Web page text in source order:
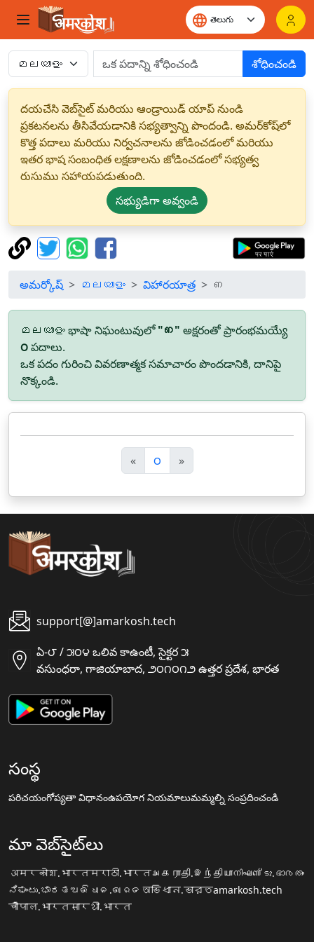
శోధించండి
దయచేసి వెబ్‌సైట్ మరియు ఆండ్రాయిడ్ యాప్ నుండి
ప్రకటనలను తీసివేయడానికి సభ్యత్వాన్ని పొందండి. అమర్‌కోష్‌లో
కొత్త పదాలు మరియు నిర్వచనాలను జోడించడంలో మరియు
ఇతర భాష సంబంధిత లక్షణాలను జోడించడంలో సభ్యత్వ
రుసుము సహాయపడుతుంది.
సభ్యుడిగా అవ్వండి
అమర్కోష్ മലയാളം విహారయాత్ర ഩ
മലയാളം భాషా నిఘంటువులో"ഩ" అక్షరంతో ప్రారంభమయ్యే
౦పదాలు.
ఒక పదం గురించి వివరణాత్మక సమాచారం పొందడానికి, దానిపై
నొక్కండి.
«पि
छ
ला
౦ »अ
ग
ला
support[@]amarkosh.tech
ఏ-౮ / ౫౦౪ ఒలివ కాఉంటీ, సైక్టర ౫
వసుంధరా, గాజియాబాద, ౨౦౧౦౧౨ ఉత్తర ప్రదేశ, భారత
సంస్థ
పరిచయంగోప్యతా విధానంఉపయోగ నియమాలుమమ్మల్ని సంప్రదించండి
మా వెబ్‌సైట్‌లు
अमरकोश.भारतमराठी.भारतஅகராதி.இந்தியாനിഘണ്ടു.ഭാരതം
ನಿಘಂಟು.ಭಾರತ ଅଭିଧାନ.ଭାରତ অভিধান.ভারতamarkosh.tech
चौपाल.भारतसारथी.भारत